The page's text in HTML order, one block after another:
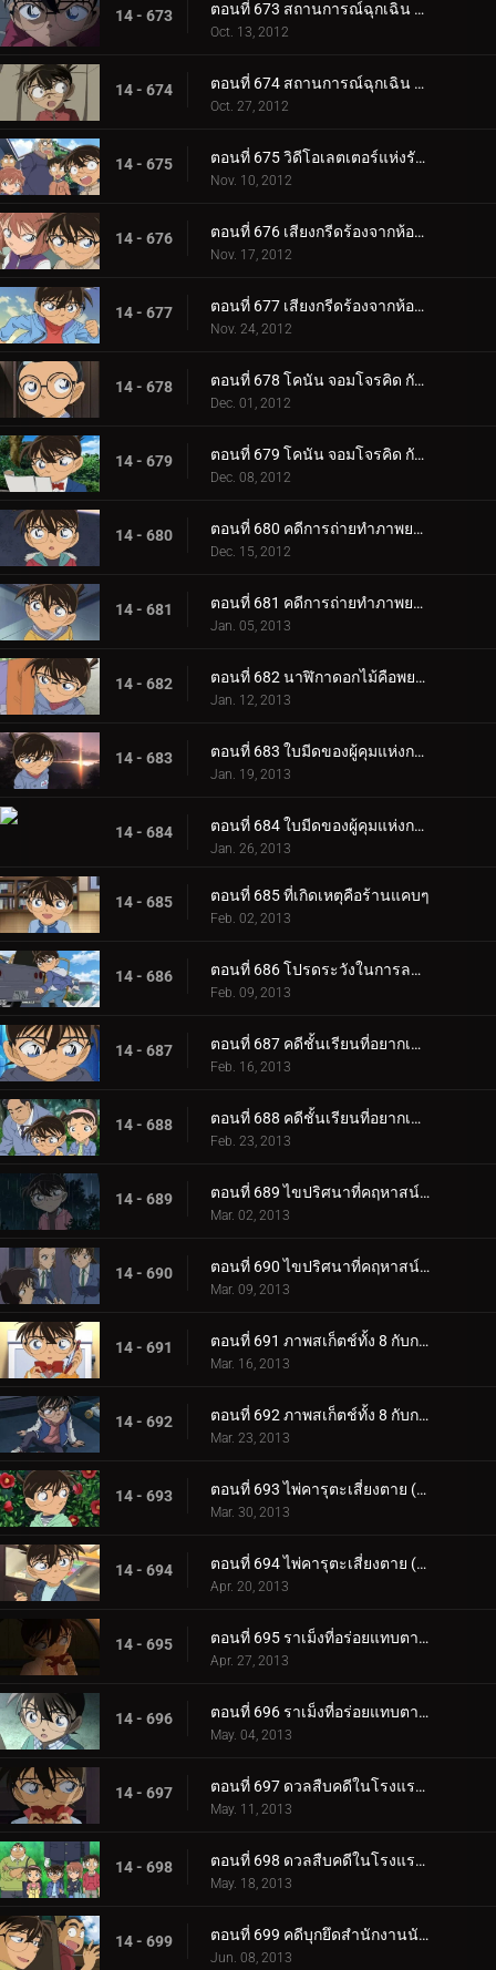
14 - 673 ตอนที่ 673 สถานการณ์ฉุกเฉิน 252 (ตอน 1)
Oct. 13, 2012
14 - 674 ตอนที่ 674 สถานการณ์ฉุกเฉิน 252 (ตอน 2)
Oct. 27, 2012
14 - 675 ตอนที่ 675 วิดีโอเลตเตอร์แห่งรักแรก
Nov. 10, 2012
14 - 676 ตอนที่ 676 เสียงกรีดร้องจากห้องผ่าตัด (ตอน 1)
Nov. 17, 2012
14 - 677 ตอนที่ 677 เสียงกรีดร้องจากห้องผ่าตัด (ตอน 2)
Nov. 24, 2012
14 - 678 ตอนที่ 678 โคนัน จอมโจรคิด กับศึกชิงสมบัติซากาโมโตะ เรียวมะ (ตอน 1)
Dec. 01, 2012
14 - 679 ตอนที่ 679 โคนัน จอมโจรคิด กับศึกชิงสมบัติซากาโมโตะ เรียวมะ (ตอน 2)
Dec. 08, 2012
14 - 680 ตอนที่ 680 คดีการถ่ายทำภาพยนตร์โฆษณา (ตอน 1)
Dec. 15, 2012
14 - 681 ตอนที่ 681 คดีการถ่ายทำภาพยนตร์โฆษณา (ตอน 2)
Jan. 05, 2013
14 - 682 ตอนที่ 682 นาฬิกาดอกไม้คือพยาน
Jan. 12, 2013
14 - 683 ตอนที่ 683 ใบมีดของผู้คุมแห่งกาลเวลา (ตอน 1)
Jan. 19, 2013
14 - 684 ตอนที่ 684 ใบมีดของผู้คุมแห่งกาลเวลา (ตอน 2)
Jan. 26, 2013
14 - 685 ตอนที่ 685 ที่เกิดเหตุคือร้านแคบๆ
Feb. 02, 2013
14 - 686 ตอนที่ 686 โปรดระวังในการลดน้ำหนัก
Feb. 09, 2013
14 - 687 ตอนที่ 687 คดีชั้นเรียนที่อยากเข้าเรียนที่สุดในโลก (ตอน 1)
Feb. 16, 2013
14 - 688 ตอนที่ 688 คดีชั้นเรียนที่อยากเข้าเรียนที่สุดในโลก (ตอน 2)
Feb. 23, 2013
14 - 689 ตอนที่ 689 ไขปริศนาที่คฤหาสน์โมมิจิ (ตอน 1)
Mar. 02, 2013
14 - 690 ตอนที่ 690 ไขปริศนาที่คฤหาสน์โมมิจิ (ตอน 2)
Mar. 09, 2013
14 - 691 ตอนที่ 691 ภาพสเก็ตช์ทั้ง 8 กับการเดินทางของความทรงจำ (ตอน 1)
Mar. 16, 2013
14 - 692 ตอนที่ 692 ภาพสเก็ตช์ทั้ง 8 กับการเดินทางของความทรงจำ (ตอน 2)
Mar. 23, 2013
14 - 693 ตอนที่ 693 ไพ่คารุตะเสี่ยงตาย (ตอน 1)
Mar. 30, 2013
14 - 694 ตอนที่ 694 ไพ่คารุตะเสี่ยงตาย (ตอน 2)
Apr. 20, 2013
14 - 695 ตอนที่ 695 ราเม็งที่อร่อยแทบตาย (ตอน 1)
Apr. 27, 2013
14 - 696 ตอนที่ 696 ราเม็งที่อร่อยแทบตาย (ตอน 2)
May. 04, 2013
14 - 697 ตอนที่ 697 ดวลสืบคดีในโรงแรมผีสิง (ตอน 1)
May. 11, 2013
14 - 698 ตอนที่ 698 ดวลสืบคดีในโรงแรมผีสิง (ตอน 2)
May. 18, 2013
14 - 699 ตอนที่ 699 คดีบุกยึดสำนักงานนักสืบ (ตอน 1)
Jun. 08, 2013